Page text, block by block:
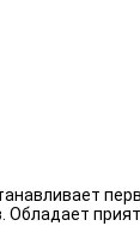
Обладает